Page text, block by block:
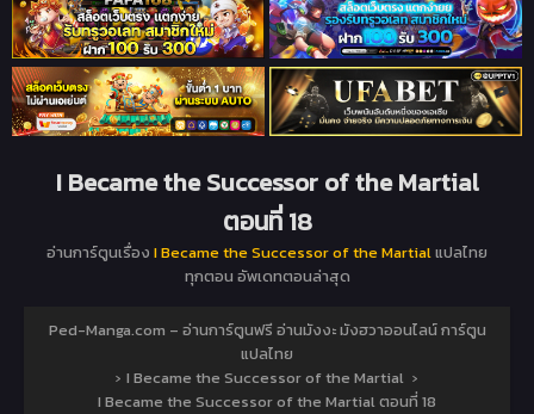
I Became the Successor of the Martial
ตอนที่ 18
อ่านการ์ตูนเรื่อง I Became the Successor of the Martialแปลไทย
ทุกตอน อัพเดทตอนล่าสุด
Ped-Manga.com – อ่านการ์ตูนฟรี อ่านมังงะ มังฮวาออนไลน์ การ์ตูน
แปลไทย
› I Became the Successor of the Martial ›
I Became the Successor of the Martial ตอนที่ 18